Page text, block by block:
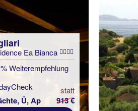
Ea Bianca
Weiterempfehlung
Ü, Ap
statt
913 €